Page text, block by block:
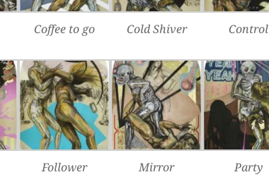
Coffee to go Cold Shiver Control
Follower Mirror Party